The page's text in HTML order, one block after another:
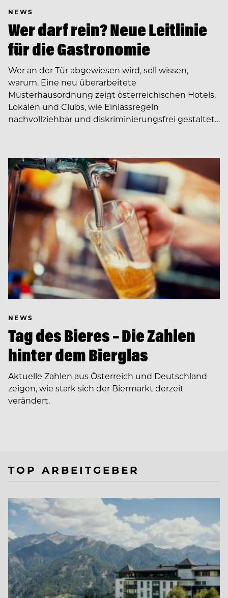
NEWS
Wer darf rein? Neue Leitlinie
für die Gastronomie
Wer an der Tür abgewiesen wird, soll wissen,
warum. Eine neu überarbeitete
Musterhausordnung zeigt österreichischen Hotels,
Lokalen und Clubs, wie Einlassregeln
nachvollziehbar und diskriminierungsfrei gestaltet…
NEWS
Tag des Bieres – Die Zahlen
hinter dem Bierglas
Aktuelle Zahlen aus Österreich und Deutschland
zeigen, wie stark sich der Biermarkt derzeit
verändert.
TOP ARBEITGEBER